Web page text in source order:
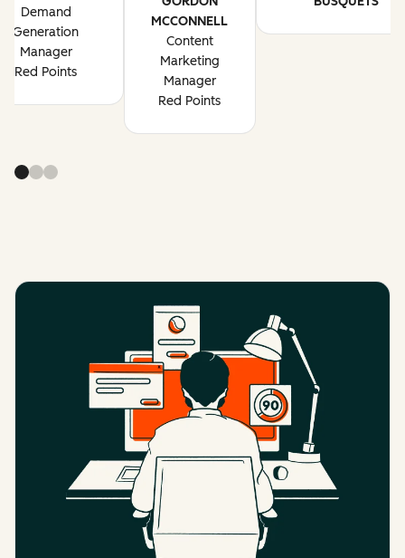
Demand
Generation
Manager
Red Points
MCCONNELL
Content
Marketing
Manager
Red Points